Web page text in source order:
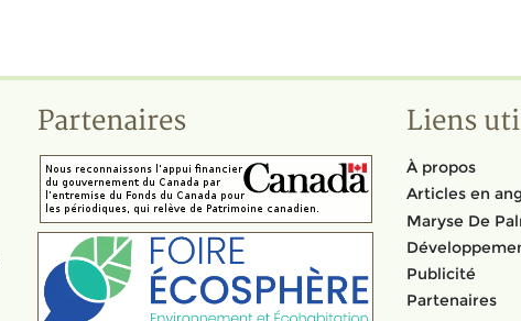
Partenaires Liens
À propos
Articles en
Maryse De
Publicité
Partenaires